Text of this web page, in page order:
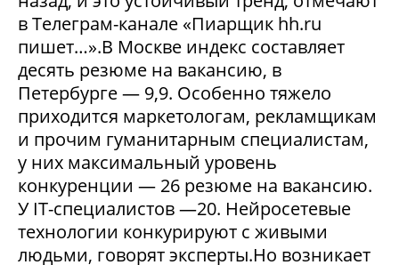
в Телеграм-канале «Пиарщик hh.ru
пишет…».В Москве индекс составляет
десять резюме на вакансию, в
Петербурге — 9,9. Особенно тяжело
приходится маркетологам, рекламщикам
и прочим гуманитарным специалистам,
у них максимальный уровень
конкуренции — 26 резюме на вакансию.
У IT-специалистов —20. Нейросетевые
технологии конкурируют с живыми
людьми, говорят эксперты.Но возникает